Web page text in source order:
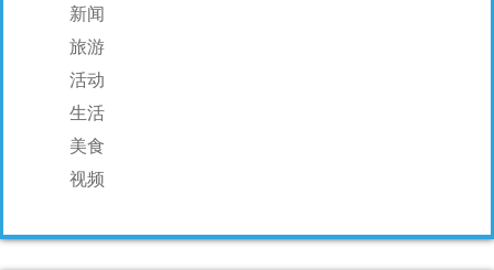
新闻
旅游
活动
生活
美食
视频